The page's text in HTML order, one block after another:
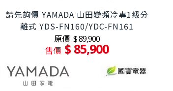
請先詢價 YAMADA 山田變頻冷專1級分
離式 YDS-FN160/YDC-FN161
原價 $ 89,900
售價 $ 85,900